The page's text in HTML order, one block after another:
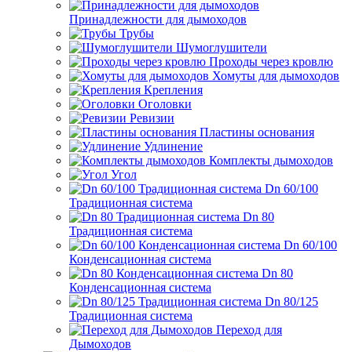
Принадлежности для дымоходов
Трубы
Шумоглушители
Проходы через кровлю
Хомуты для дымоходов
Крепления
Оголовки
Ревизии
Пластины основания
Удлинение
Комплекты дымоходов
Угол
Dn 60/100
Традиционная система
Dn 80
Традиционная система
Dn 60/100
Конденсационная система
Dn 80
Конденсационная система
Dn 80/125
Традиционная система
Переход для
Дымоходов